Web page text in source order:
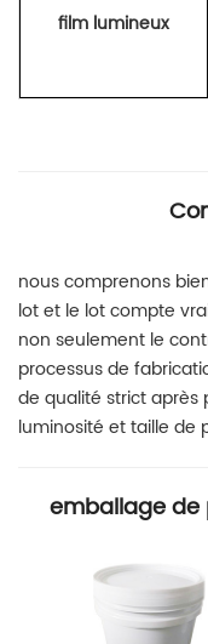
film lumineux
nous comprenons
lot et le lot compte
non seulement le
processus de
de qualité strict après
luminosité et taille de
emballage de